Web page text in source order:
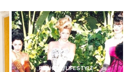
FASHION/LIFESTYLE